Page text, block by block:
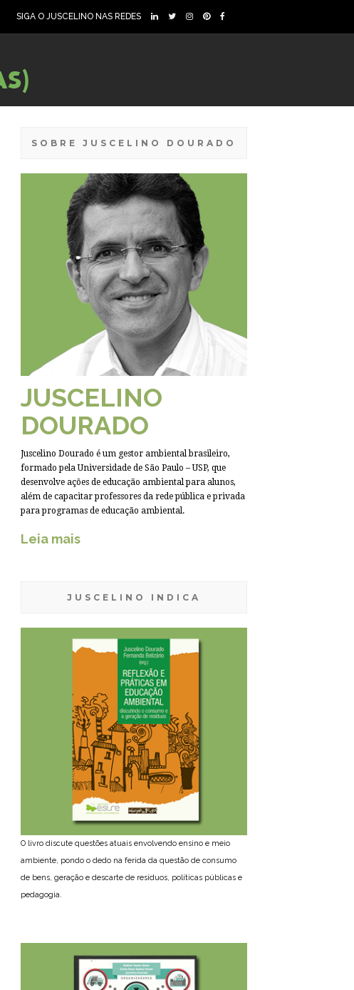
SIGA O JUSCELINO NAS REDES
SOBRE JUSCELINO DOURADO
JUSCELINO
DOURADO
Juscelino Dourado é um gestor ambiental brasileiro,
formado pela Universidade de São Paulo – USP, que
desenvolve ações de educação ambiental para alunos,
além de capacitar professores da rede pública e privada
para programas de educação ambiental.
Leia mais
JUSCELINO INDICA
O livro discute questões atuais envolvendo ensino e meio
ambiente, pondo o dedo na ferida da questão de consumo
de bens, geração e descarte de resíduos, políticas públicas e
pedagogia.